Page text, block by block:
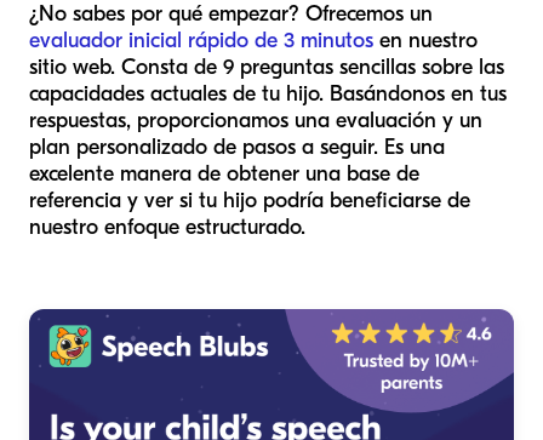
¿No sabes por qué empezar? Ofrecemos un
evaluador inicial rápido de 3 minutos en nuestro
sitio web. Consta de 9 preguntas sencillas sobre las
capacidades actuales de tu hijo. Basándonos en tus
respuestas, proporcionamos una evaluación y un
plan personalizado de pasos a seguir. Es una
excelente manera de obtener una base de
referencia y ver si tu hijo podría beneficiarse de
nuestro enfoque estructurado.